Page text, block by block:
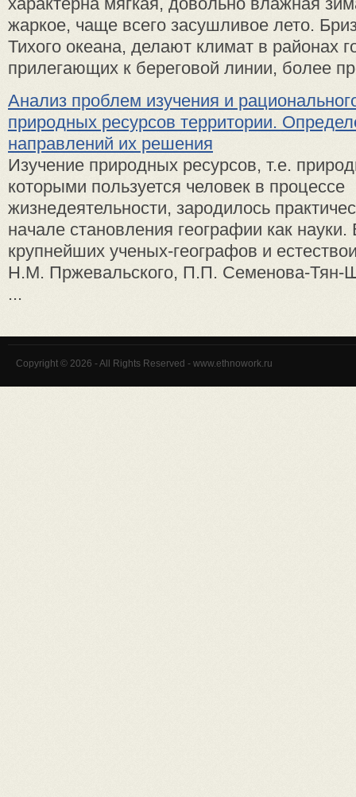
жаркое, чаще всего засушливое лето.
Тихого океана, делают климат в районах
прилегающих к береговой линии, более
Анализ проблем изучения и
природных ресурсов территории.
направлений их решения
Изучение природных ресурсов, т.е.
которыми пользуется человек в процессе
жизнедеятельности, зародилось
начале становления географии как науки.
крупнейших ученых-географов и
Н.М. Пржевальского, П.П. Семенова-Тян-
...
Copyright © 2026 - All Rights Reserved - www.ethnowork.ru